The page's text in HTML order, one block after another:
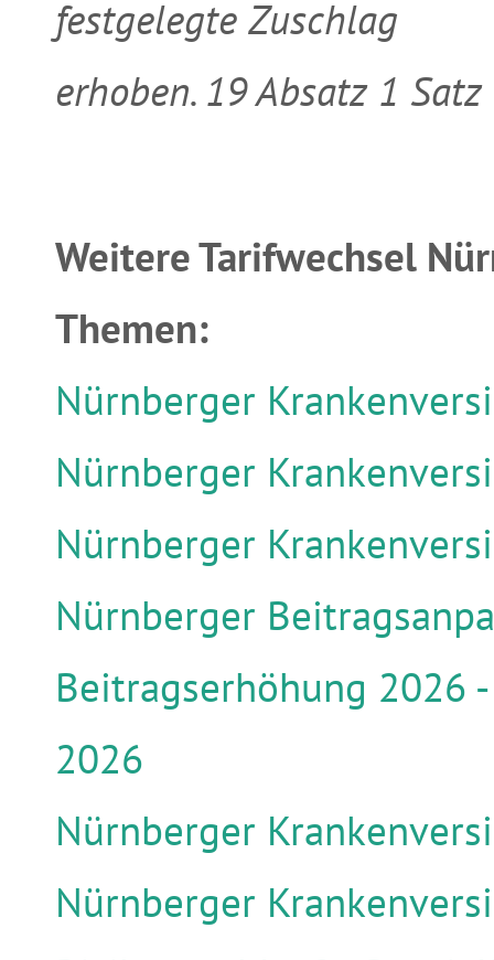
festgelegte Zuschlag
erhoben. 19 Absatz 1
Weitere Tarifwechsel
Themen:
Nürnberger
Nürnberger
Nürnberger
Nürnberger
Beitragserhöhung 2026
2026
Nürnberger
Nürnberger